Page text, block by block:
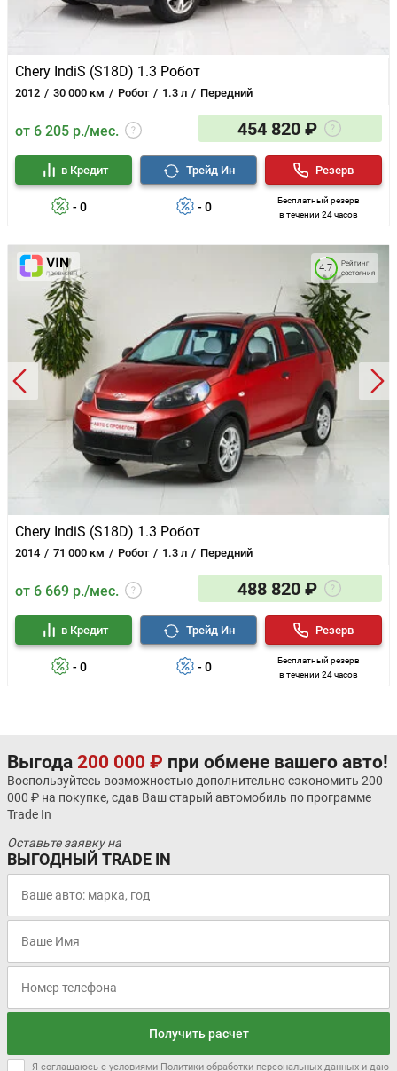
Chery IndiS (S18D) 1.3 Робот
2012 30 000 км Робот 1.3 л Передний
от 6 205 р./мес. 454 820 ₽
- 0
в Кредит
- 0
Трейд Ин
Бесплатный резерв
в течении 24 часов
Резерв
Chery IndiS (S18D) 1.3 Робот
2014 71 000 км Робот 1.3 л Передний
Рейтинг
состояния
4.7
от 6 669 р./мес. 488 820 ₽
- 0
в Кредит
- 0
Трейд Ин
Бесплатный резерв
в течении 24 часов
Резерв
Выгода 200 000 ₽ при обмене вашего авто!
Воспользуйтесь возможностью дополнительно сэкономить 200
000 ₽ на покупке, сдав Ваш старый автомобиль по программе
Trade In
Оставьте заявку на
ВЫГОДНЫЙ TRADE IN
Получить расчет
Я соглашаюсь с условиями Политики обработки персональных данных и даю